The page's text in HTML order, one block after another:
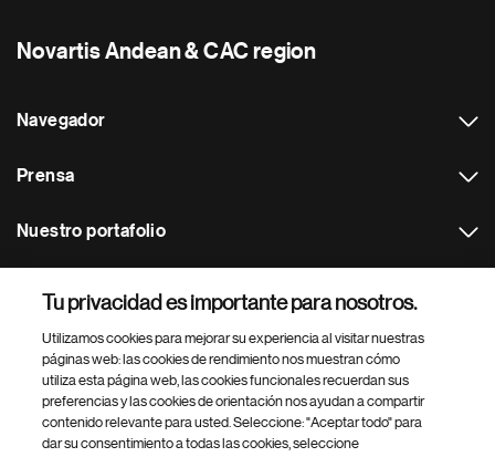
Novartis Andean & CAC region
Navegador
Prensa
Nuestro portafolio
Footer Site Search
Tu privacidad es importante para nosotros.
Utilizamos cookies para mejorar su experiencia al visitar nuestras
páginas web: las cookies de rendimiento nos muestran cómo
utiliza esta página web, las cookies funcionales recuerdan sus
preferencias y las cookies de orientación nos ayudan a compartir
contenido relevante para usted. Seleccione: "Aceptar todo" para
dar su consentimiento a todas las cookies, seleccione